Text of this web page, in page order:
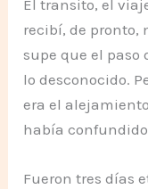
El transito, el
recibí, de pronto,
supe que el paso
lo desconocido.
era el
había
Fueron tres días